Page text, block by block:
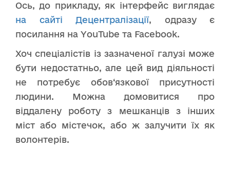
Ось, до прикладу, як інтерфейс виглядає
на сайті Децентралізації, одразу є
посилання на YouTube та Facebook.
Хоч спеціалістів із зазначеної галузі може
бути недостатньо, але цей вид діяльності
не потребує обов‘язкової присутності
людини. Можна домовитися про
віддалену роботу з мешканців з інших
міст або містечок, або ж залучити їх як
волонтерів.